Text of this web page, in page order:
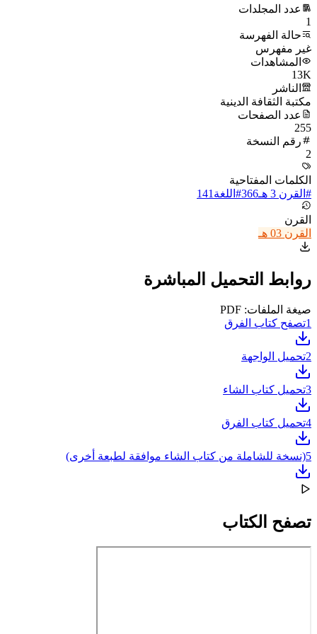
عدد المجلدات
1
حالة الفهرسة
غير مفهرس
المشاهدات
13K
الناشر
مكتبة الثقافة الدينية
عدد الصفحات
255
رقم النسخة
2
الكلمات المفتاحية
# القرن 3 هـ 366
# اللغة 141
القرن
القرن 03 هـ
روابط التحميل المباشرة
صيغة الملفات: PDF
1تصفح كتاب الفرق
2تحميل الواجهة
3تحميل كتاب الشاء
4تحميل كتاب الفرق
5(نسخة للشاملة من كتاب الشاء موافقة لطبعة أخرى)
تصفح الكتاب